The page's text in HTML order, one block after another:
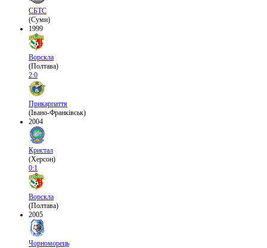
СБТС
(Суми)
1999
Ворскла
(Полтава)
2:0
Прикарпаття
(Івано-Франківськ)
2004
Кристал
(Херсон)
0:1
Ворскла
(Полтава)
2005
Чорноморець